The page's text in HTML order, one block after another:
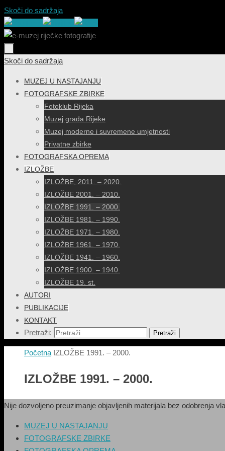
Skoči do sadržaja
Skoči do sadržaja
MUZEJ U NASTAJANJU
FOTOGRAFSKE ZBIRKE
Fotoklub Rijeka
Muzej grada Rijeke
Muzej moderne i suvremene umjetnosti
Privatne zbirke
FOTOGRAFSKA OPREMA
IZLOŽBE
IZLOŽBE, 2011. – 2020.
IZLOŽBE 2001. – 2010.
IZLOŽBE 1991. – 2000.
IZLOŽBE 1981. – 1990.
IZLOŽBE 1971. – 1980.
IZLOŽBE 1961. – 1970.
IZLOŽBE 1941. – 1960.
IZLOŽBE 1900. – 1940.
IZLOŽBE 19. st.
AUTORI
PUBLIKACIJE
KONTAKT
Pretraži: Pretraži
Početna IZLOŽBE 1991. – 2000.
IZLOŽBE 1991. – 2000.
Nije dozvoljeno preuzimanje objavljenih materijala bez odobrenja
MUZEJ U NASTAJANJU
FOTOGRAFSKE ZBIRKE